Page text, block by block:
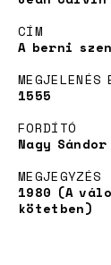
CÍM
A berni
MEGJELENÉS
1555
FORDÍTÓ
Nagy
MEGJEGYZÉS
1980 (A
kötetben)